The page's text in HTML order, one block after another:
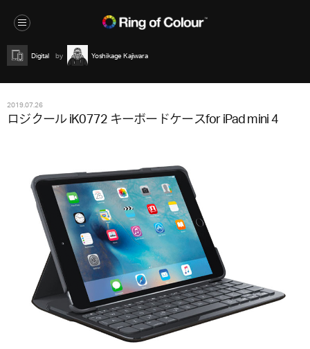
Digital Yoshikage Kajiwara
2019.07.26
ロジクール iK0772 キーボードケースfor iPad mini 4